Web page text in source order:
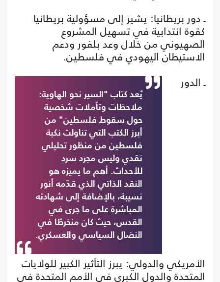
ـ دور بريطانيا: يشير إلى مسؤولية بريطانيا
كقوة انتدابية في تسهيل المشروع
الصهيوني من خلال وعد بلفور ودعم
الاستيطان اليهودي في فلسطين.
يُعد كتاب "السير نحو الهاوية:
ملاحظات وتأملات شخصية
حول سقوط فلسطين" من
أبرز الكتب التي تناولت نكبة
فلسطين من منظور تحليلي
نقدي وليس مجرد سرد
للأحداث. أهم ما يميزه هو
النقد الذاتي الذي قدّمه أنور
نسيبة، بالإضافة إلى شهادته
المباشرة على ما جرى في
القدس، حيث كان منخرطًا في
النضال السياسي والعسكري.
ـ الدور
الأمريكي والدولي: يبرز التأثير الكبير للولايات
المتحدة والدول الكبرى في الأمم المتحدة في